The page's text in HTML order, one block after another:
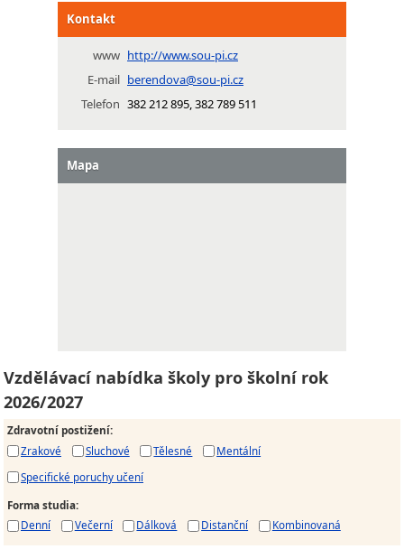
Kontakt
www http://www.sou-pi.cz
E-mail berendova@sou-pi.cz
Telefon 382 212 895, 382 789 511
Mapa
Vzdělávací nabídka školy pro školní rok
2026/2027
Zdravotní postižení:
Zrakové
Sluchové Tělesné
Mentální
Specifické poruchy učení
Forma studia:
Denní
Večerní Dálková Distanční Kombinovaná